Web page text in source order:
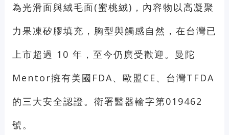
為光滑面與絨毛面(蜜桃絨)，內容物以高凝聚
力果凍矽膠填充，胸型與觸感自然，在台灣已
上市超過 10 年，至今仍廣受歡迎。曼陀
Mentor擁有美國FDA、歐盟CE、台灣TFDA
的三大安全認證。衛署醫器輸字第019462
號。